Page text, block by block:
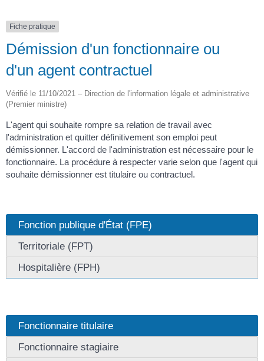
Fiche pratique
Démission d'un fonctionnaire ou
d'un agent contractuel
Vérifié le 11/10/2021 – Direction de l'information légale et administrative
(Premier ministre)
L'agent qui souhaite rompre sa relation de travail avec
l'administration et quitter définitivement son emploi peut
démissionner. L'accord de l'administration est nécessaire pour le
fonctionnaire. La procédure à respecter varie selon que l'agent qui
souhaite démissionner est titulaire ou contractuel.
Fonction publique d'État (FPE)
Territoriale (FPT)
Hospitalière (FPH)
Fonctionnaire titulaire
Fonctionnaire stagiaire